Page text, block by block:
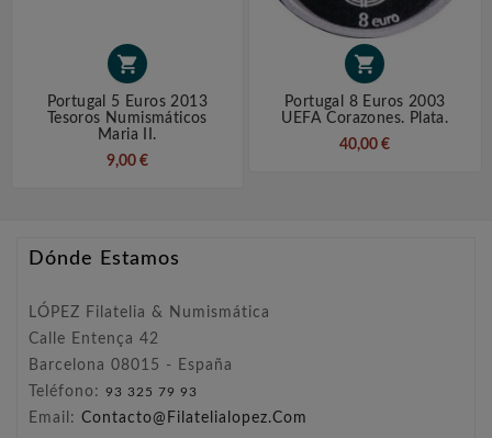

Portugal 5 Euros 2013
Tesoros Numismáticos
Maria II.
9,00 €

Portugal 8 Euros 2003
UEFA Corazones. Plata.
40,00 €
Dónde Estamos
LÓPEZ Filatelia & Numismática
Calle Entença 42
Barcelona 08015 - España
Teléfono: 93 325 79 93
Email: Contacto@filatelialopez.com